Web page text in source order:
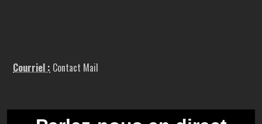
Courriel : Contact Mail